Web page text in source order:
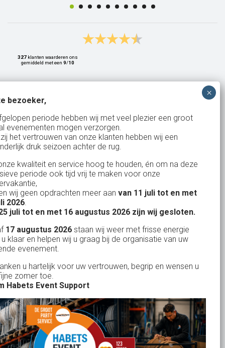
327 klanten waarderen ons
gemiddeld met een 9/10
Bank: NL15ABNA0561810710
KvK: 17167131
BTW: NL.1678.53.296.B01
Uw partner in:
Evenementen verhuur
Feestverhuur
Licht- en Geluidverhuur
Horeca verhuur
Partyverhuur
Je vindt ons op
bezoeker,
periode hebben wij met veel plezier een groot
evenementen mogen verzorgen.
het vertrouwen van onze klanten hebben wij een
druk seizoen achter de rug.
kwaliteit en service hoog te houden, én om na deze
periode ook tijd vrij te maken voor onze
wij geen opdrachten meer aan van 11 juli tot en met
2026.
juli tot en met 16 augustus 2026 zijn wij gesloten.
17 augustus 2026 staan wij weer met frisse energie
klaar en helpen wij u graag bij de organisatie van uw
evenement.
u hartelijk voor uw vertrouwen, begrip en wensen u
zomer toe.
Habets Event Support